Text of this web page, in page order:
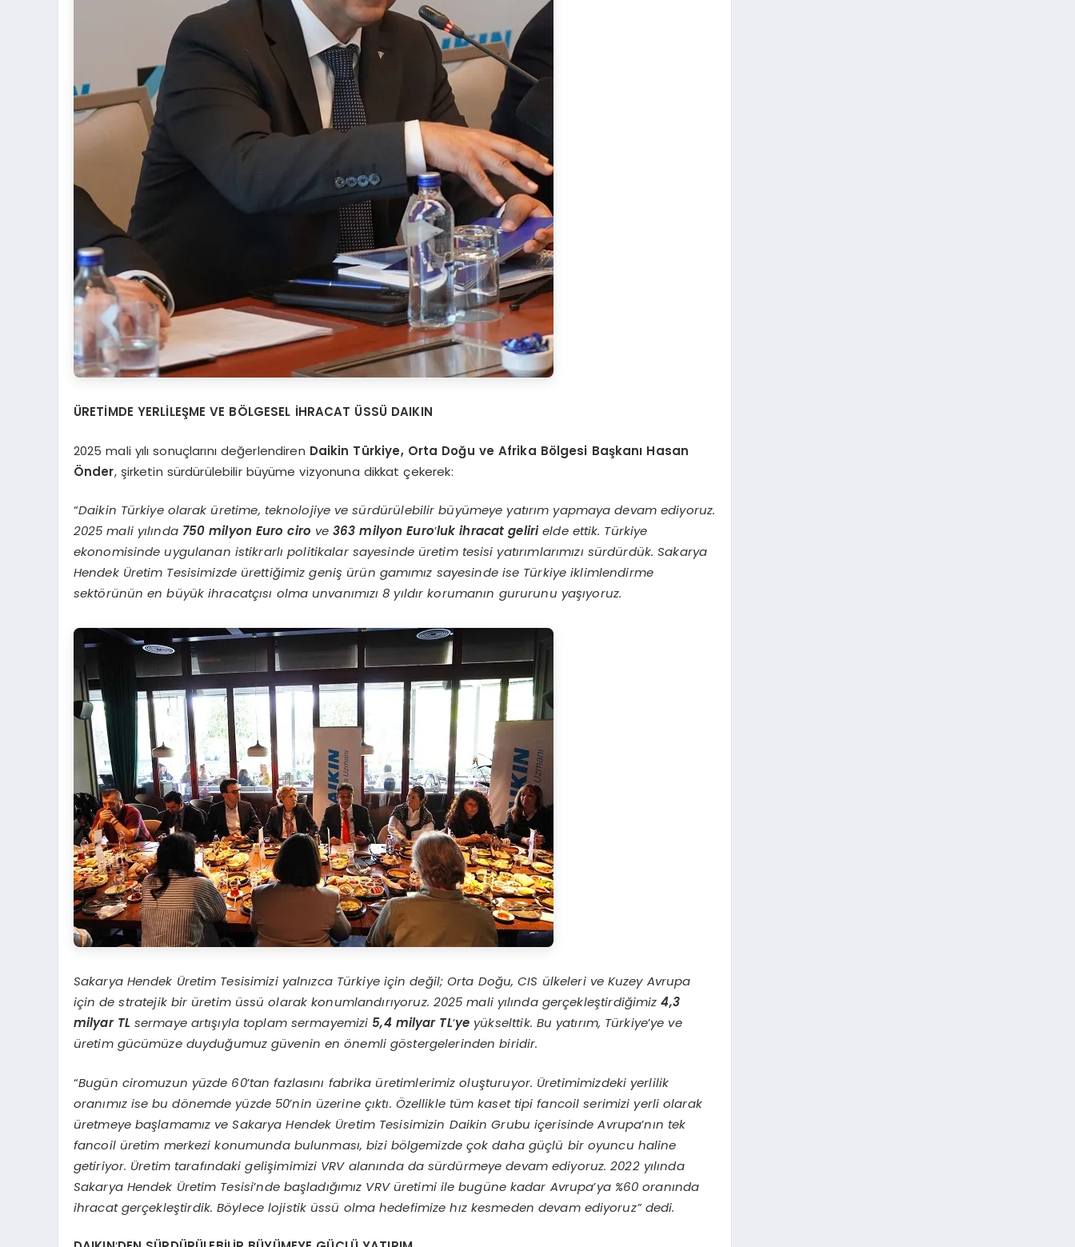
ÜRETİMDE YERLİLEŞME VE BÖLGESEL İHRACAT ÜSSÜ DAIKIN
2025 mali yılı sonuçlarını değerlendiren Daikin Türkiye, Orta Doğu ve Afrika Bölgesi Başkanı Hasan
Önder, şirketin sürdürülebilir büyüme vizyonuna dikkat çekerek:
“Daikin Türkiye olarak üretime, teknolojiye ve sürdürülebilir büyümeye yatırım yapmaya devam ediyoruz.
2025 mali yılında 750 milyon Euro ciro ve363 milyon Euro’luk ihracat geliri elde ettik. Türkiye
ekonomisinde uygulanan istikrarlı politikalar sayesinde üretim tesisi yatırımlarımızı sürdürdük. Sakarya
Hendek Üretim Tesisimizde ürettiğimiz geniş ürün gamımız sayesinde ise Türkiye iklimlendirme
sektörünün en büyük ihracatçısı olma unvanımızı 8 yıldır korumanın gururunu yaşıyoruz.
Sakarya Hendek Üretim Tesisimizi yalnızca Türkiye için değil; Orta Doğu, CIS ülkeleri ve Kuzey Avrupa
için de stratejik bir üretim üssü olarak konumlandırıyoruz. 2025 mali yılında gerçekleştirdiğimiz4,3
milyar TL sermaye artışıyla toplam sermayemizi 5,4 milyar TL’ye yükselttik. Bu yatırım, Türkiye’ye ve
üretim gücümüze duyduğumuz güvenin en önemli göstergelerinden biridir.
“Bugün ciromuzun yüzde 60’tan fazlasını fabrika üretimlerimiz oluşturuyor. Üretimimizdeki yerlilik
oranımız ise bu dönemde yüzde 50’nin üzerine çıktı. Özellikle tüm kaset tipi fancoil serimizi yerli olarak
üretmeye başlamamız ve Sakarya Hendek Üretim Tesisimizin Daikin Grubu içerisinde Avrupa’nın tek
fancoil üretim merkezi konumunda bulunması, bizi bölgemizde çok daha güçlü bir oyuncu haline
getiriyor. Üretim tarafındaki gelişimimizi VRV alanında da sürdürmeye devam ediyoruz. 2022 yılında
Sakarya Hendek Üretim Tesisi’nde başladığımız VRV üretimi ile bugüne kadar Avrupa’ya %60 oranında
ihracat gerçekleştirdik. Böylece lojistik üssü olma hedefimize hız kesmeden devam ediyoruz” dedi.